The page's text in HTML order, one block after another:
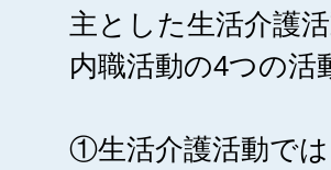
主とした生活介護
内職活動の4つの
①生活介護活動で